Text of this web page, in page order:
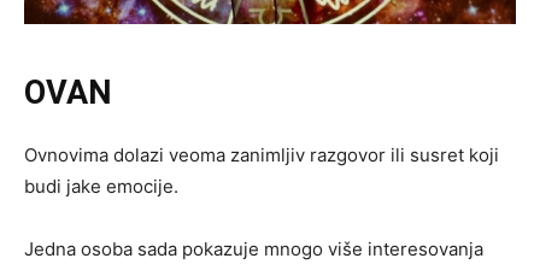
OVAN
Ovnovima dolazi veoma zanimljiv razgovor ili susret koji
budi jake emocije.
Jedna osoba sada pokazuje mnogo više interesovanja